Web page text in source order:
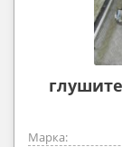
Марка: